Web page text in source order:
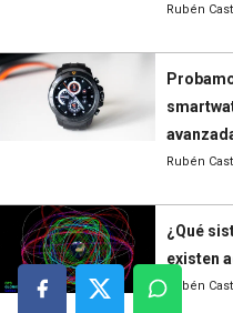
Rubén
Rubén
¿Qué
existen
Rubén